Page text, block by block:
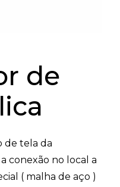
de
de tela da
conexão no local a
( malha de aço )